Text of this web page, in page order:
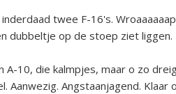
twee F-16's.
dubbeltje op de stoep ziet liggen.
A-10, die kalmpjes, maar o zo
Aanwezig. Angstaanjagend.